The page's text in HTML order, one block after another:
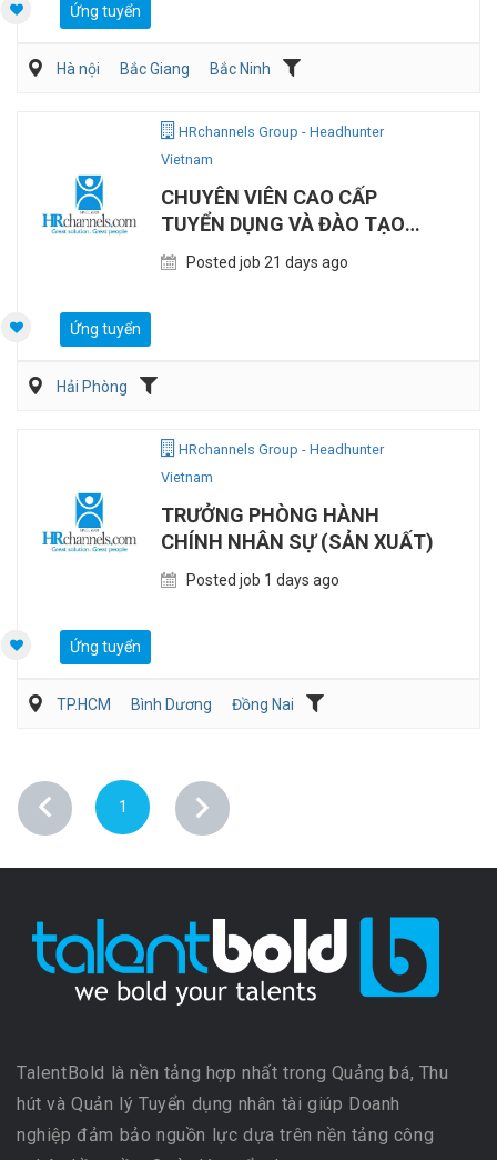
Ứng tuyển
Hà nội Bắc Giang
Bắc Ninh
HRchannels Group - Headhunter
Vietnam
CHUYÊN VIÊN CAO CẤP
TUYỂN DỤNG VÀ ĐÀO TẠO
(TIẾNG TRUNG)
Posted job 21 days ago
Ứng tuyển
Hải Phòng
HRchannels Group - Headhunter
Vietnam
TRƯỞNG PHÒNG HÀNH
CHÍNH NHÂN SỰ (SẢN XUẤT)
Posted job 1 days ago
Ứng tuyển
TP.HCM Bình Dương
Đồng Nai
1
TalentBold là nền tảng hợp nhất trong Quảng bá, Thu
hút và Quản lý Tuyển dụng nhân tài giúp Doanh
nghiệp đảm bảo nguồn lực dựa trên nền tảng công